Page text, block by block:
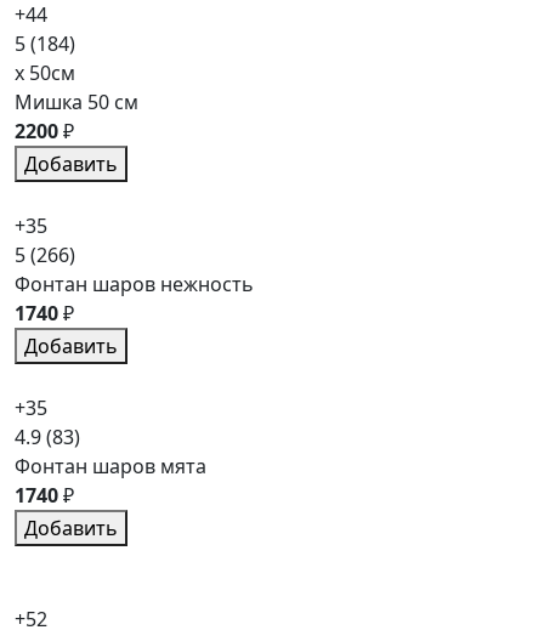
+44
5(184)
x 50см
Мишка 50 см
2200₽
Добавить
+35
5(266)
Фонтан шаров нежность
1740₽
Добавить
+35
4.9(83)
Фонтан шаров мята
1740₽
Добавить
+52